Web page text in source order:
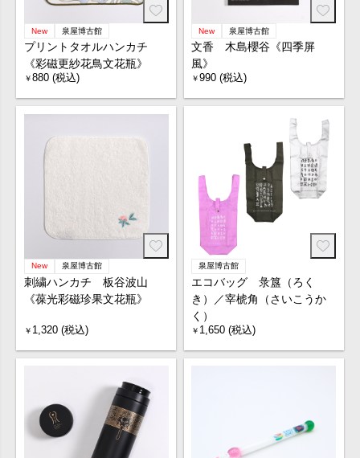
New 泉屋博古館
プリントタオルハンカチ
《彩磁更紗花鳥文花瓶》
￥880 (税込)
New 泉屋博古館
文香 木島櫻谷《四季屏
風》
￥990 (税込)
New 泉屋博古館
刺繍ハンカチ 板谷波山
《葆光彩磁珍果文花瓶》
￥ 1,320 (税込)
泉屋博古館
エコバッグ 彔簋（ろく
き）／宰椃角（さいこうか
く）
￥ 1,650 (税込)